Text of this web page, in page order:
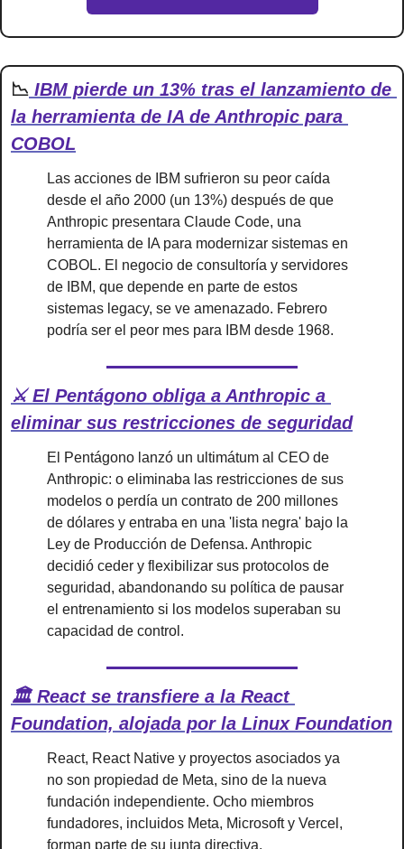
📉 IBM pierde un 13% tras el lanzamiento de
la herramienta de IA de Anthropic para
COBOL
Las acciones de IBM sufrieron su peor caída
desde el año 2000 (un 13%) después de que
Anthropic presentara Claude Code, una
herramienta de IA para modernizar sistemas en
COBOL. El negocio de consultoría y servidores
de IBM, que depende en parte de estos
sistemas legacy, se ve amenazado. Febrero
podría ser el peor mes para IBM desde 1968.
⚔️ El Pentágono obliga a Anthropic a
eliminar sus restricciones de seguridad
El Pentágono lanzó un ultimátum al CEO de
Anthropic: o eliminaba las restricciones de sus
modelos o perdía un contrato de 200 millones
de dólares y entraba en una 'lista negra' bajo la
Ley de Producción de Defensa. Anthropic
decidió ceder y flexibilizar sus protocolos de
seguridad, abandonando su política de pausar
el entrenamiento si los modelos superaban su
capacidad de control.
🏛️ React se transfiere a la React
Foundation, alojada por la Linux Foundation
React, React Native y proyectos asociados ya
no son propiedad de Meta, sino de la nueva
fundación independiente. Ocho miembros
fundadores, incluidos Meta, Microsoft y Vercel,
forman parte de su junta directiva.